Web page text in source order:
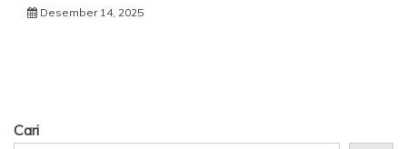
Desember 14, 2025
Cari